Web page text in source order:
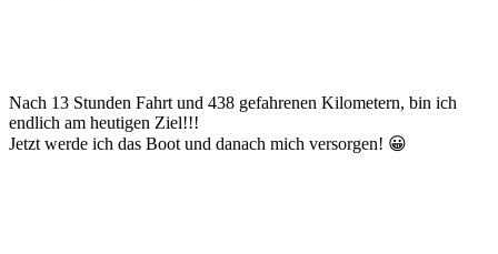
Nach 13 Stunden Fahrt und 438 gefahrenen Kilometern, bin ich
endlich am heutigen Ziel!!!
Jetzt werde ich das Boot und danach mich versorgen! 😀